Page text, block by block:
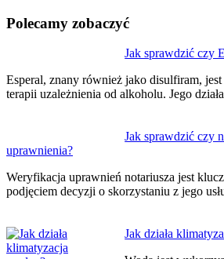
Polecamy zobaczyć
Jak sprawdzić czy
Esperal, znany również jako disulfiram,
terapii uzależnienia od alkoholu. Jego
Jak sprawdzić czy
uprawnienia?
Weryfikacja uprawnień notariusza jest
podjęciem decyzji o skorzystaniu z jego
Jak działa
wpisu